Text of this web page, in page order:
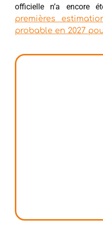
officielle n’a encore
premières
probable en 2027